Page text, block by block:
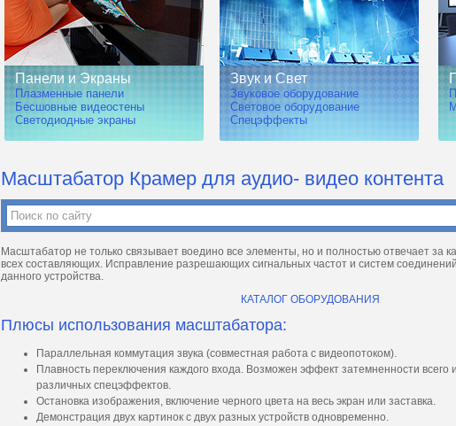
Панели и Экраны
Плазменные панели
Бесшовные видеостены
Светодиодные экраны
Звук и Свет
Звуковое оборудование
Световое оборудование
Спецэффекты
Масштабатор Крамер для аудио- видео контента
Масштабатор не только связывает воедино все элементы, но и полностью отвечает за
всех составляющих. Исправление разрешающих сигнальных частот и систем
данного устройства.
КАТАЛОГ ОБОРУДОВАНИЯ
Плюсы использования масштабатора:
Параллельная коммутация звука (совместная работа с видеопотоком).
Плавность переключения каждого входа. Возможен эффект затемненности всего
различных спецэффектов.
Остановка изображения, включение черного цвета на весь экран или заставка.
Демонстрация двух картинок с двух разных устройств одновременно.